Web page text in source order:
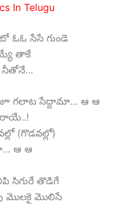
In Telugu
ఓఓ సేసే గుండె
తాకే
నీతోనే…
గలాట సేద్దామా… ఆ ఆ
(గొడవల్లో)
ఆ ఆ
సిగురే తొడిగే
మొలకై మొలిసే